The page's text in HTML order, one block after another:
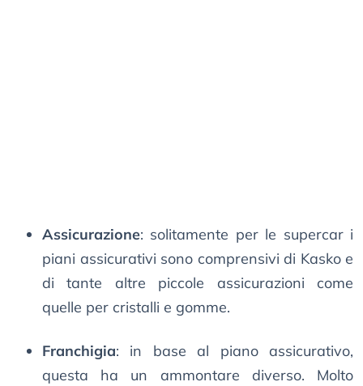
Assicurazione: solitamente per le supercar i
piani assicurativi sono comprensivi di Kasko e
di tante altre piccole assicurazioni come
quelle per cristalli e gomme.
Franchigia: in base al piano assicurativo,
questa ha un ammontare diverso. Molto